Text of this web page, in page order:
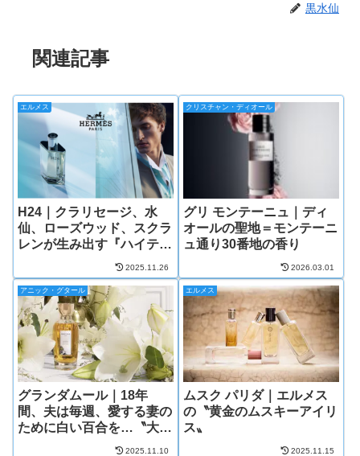
黒水仙
関連記事
エルメス
H24｜クラリセージ、水
仙、ローズウッド、スクラ
レンが生み出す『ハイテク
2025.11.26
クリスチャン・ディオール
グリ モンテーニュ｜ディ
オールの聖地＝モンテーニ
ュ通り30番地の香り
2026.03.01
アニック・グタール
グランダムール｜18年
間、夫は毎週、愛する妻の
ために白い百合を…〝大い
2025.11.10
エルメス
ムスク パリダ｜エルメス
の〝黄金のムスキーアイリ
ス〟
2025.11.15